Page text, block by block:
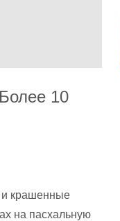
10
и крашенные
на пасхальную